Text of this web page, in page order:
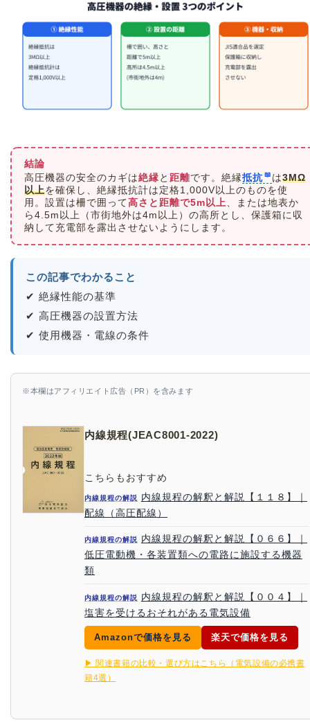
結論
高圧機器の安全のカギは絶縁 と 距離です。絶縁抵抗 は3MΩ
以上を確保し、絶縁抵抗計は定格1,000V以上のものを使
用。設置は柵で囲って高さと距離で5m以上、または地表か
ら4.5m以上（市街地外は4m以上）の高所とし、保護箱に収
納して充電部を露出させないようにします。
この記事でわかること
✔ 絶縁性能の基準
✔ 高圧機器の設置方法
✔ 使用機器・電線の条件
※本欄はアフィリエイト広告（PR）を含みます
内線規程(JEAC8001-2022)
こちらもおすすめ
内線規程の解説
内線規程の解釈と解説【１１８】｜
配線（高圧配線）
内線規程の解説 内線規程の解釈と解説【０６６】｜
低圧電動機・各装置類への電路に施設する機器
類
内線規程の解説
内線規程の解釈と解説【００４】｜
塩害を受けるおそれがある電気設備
Amazonで価格を見る 楽天で価格を見る
▶ 関連書籍の比較・選び方はこちら（電気設備の必携書
籍4選）